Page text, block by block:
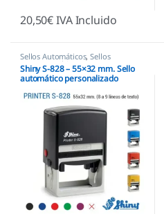
20,50€IVA Incluido
Sellos Automáticos,Sellos
empresas,Shiny
Shiny S-828 – 55×32 mm. Sello
automático personalizado